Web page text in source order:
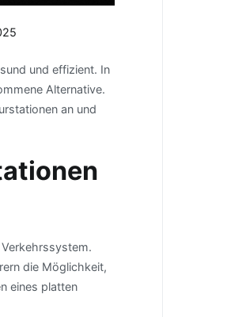
und effizient. In
Alternative.
an und
die Möglichkeit,
eines platten